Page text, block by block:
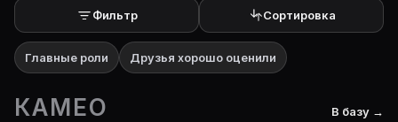
Фильтр Сортировка
Главные роли Друзья хорошо оценили
КАМЕО В базу →